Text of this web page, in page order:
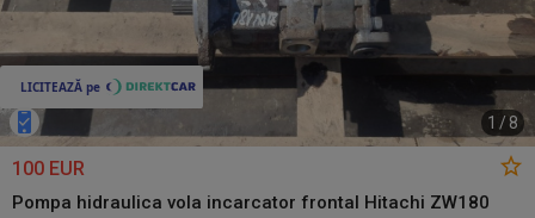
1 / 8
100 EUR
Pompa hidraulica vola incarcator frontal Hitachi ZW180